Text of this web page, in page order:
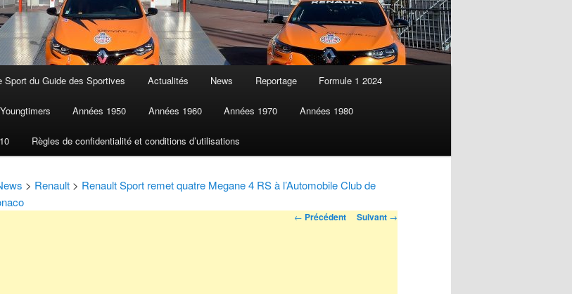
Sport du Guide des Sportives Actualités News Reportage Formule 1 2024
Youngtimers Années 1950 Années 1960 Années 1970 Années 1980
Règles de confidentialité et conditions d’utilisations
> Renault > Renault Sport remet quatre Megane 4 RS à l’Automobile Club de
Navigation
← Précédent Suivant →